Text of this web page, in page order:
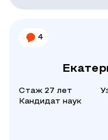
4
Стаж 27 лет
Кандидат наук